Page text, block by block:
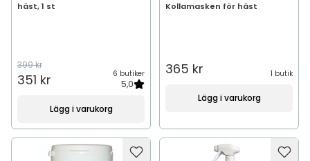
häst, 1 st
399 kr
351 kr 6 butiker
5,0
Lägg i varukorg
Kollamasken för häst
365 kr 1 butik
Lägg i varukorg